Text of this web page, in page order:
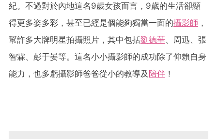
紀。不過對於內地這名9歲女孩而言，9歲的生活卻顯
得更多姿多彩，甚至已經是個能夠獨當一面的攝影師 ，
幫許多大牌明星拍攝照片，其中包括劉德華、周迅、張
智霖、彭于晏等。這名小小攝影師的成功除了仰賴自身
能力，也多虧攝影師爸爸從小的教導及 陪伴 ！